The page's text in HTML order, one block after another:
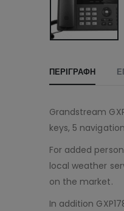
ΠΕΡΙΓΡΑΦΉ
Grandstream
keys, 5
For added
local weather
on the market.
In addition